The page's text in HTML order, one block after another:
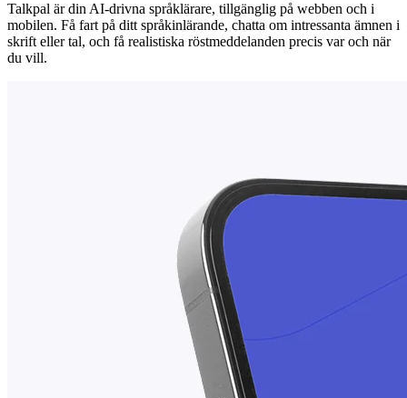
Talkpal är din AI-drivna språklärare, tillgänglig på webben och i
mobilen. Få fart på ditt språkinlärande, chatta om intressanta ämnen i
skrift eller tal, och få realistiska röstmeddelanden precis var och när
du vill.